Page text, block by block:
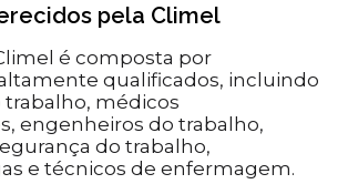
pela Climel
é composta por
qualificados, incluindo
trabalho, médicos
engenheiros do trabalho,
do trabalho,
e técnicos de enfermagem.